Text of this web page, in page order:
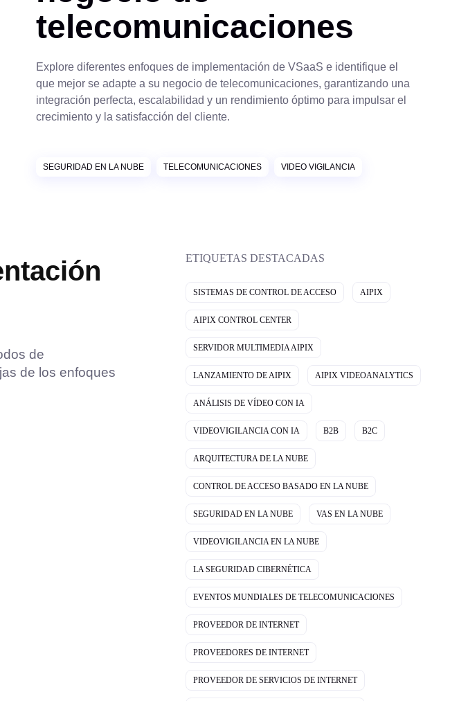
telecomunicaciones
Explore diferentes enfoques de implementación de VSaaS e identifique el
que mejor se adapte a su negocio de telecomunicaciones, garantizando una
integración perfecta, escalabilidad y un rendimiento óptimo para impulsar el
crecimiento y la satisfacción del cliente.
SEGURIDAD EN LA NUBE TELECOMUNICACIONES VIDEO VIGILANCIA
de
de los enfoques
ETIQUETAS DESTACADAS
SISTEMAS DE CONTROL DE ACCESO AIPIX
AIPIX CONTROL CENTER
SERVIDOR MULTIMEDIA AIPIX
LANZAMIENTO DE AIPIX AIPIX VIDEOANALYTICS
ANÁLISIS DE VÍDEO CON IA
VIDEOVIGILANCIA CON IA B2B B2C
ARQUITECTURA DE LA NUBE
CONTROL DE ACCESO BASADO EN LA NUBE
SEGURIDAD EN LA NUBE VAS EN LA NUBE
VIDEOVIGILANCIA EN LA NUBE
LA SEGURIDAD CIBERNÉTICA
EVENTOS MUNDIALES DE TELECOMUNICACIONES
PROVEEDOR DE INTERNET
PROVEEDORES DE INTERNET
PROVEEDOR DE SERVICIOS DE INTERNET